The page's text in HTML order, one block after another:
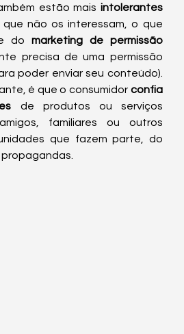
estão mais intolerantes
não os interessam, o que
do marketing de permissão
precisa de uma permissão
poder enviar seu conteúdo).
é que o consumidor confia
de produtos ou serviços
familiares ou outros
que fazem parte, do